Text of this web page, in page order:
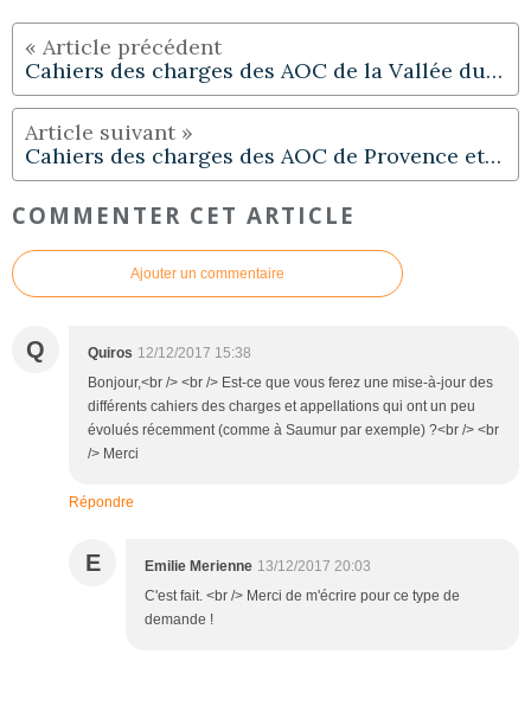
Cahiers des charges des AOC de la Vallée du Rhône
Cahiers des charges des AOC de Provence et Corse
COMMENTER CET ARTICLE
Ajouter un commentaire
Q Quiros 12/12/2017 15:38
Bonjour,<br /> <br /> Est-ce que vous ferez une mise-à-jour des
différents cahiers des charges et appellations qui ont un peu
évolués récemment (comme à Saumur par exemple) ?<br /> <br
/> Merci
Répondre
E Emilie Merienne 13/12/2017 20:03
C'est fait. <br /> Merci de m'écrire pour ce type de
demande !